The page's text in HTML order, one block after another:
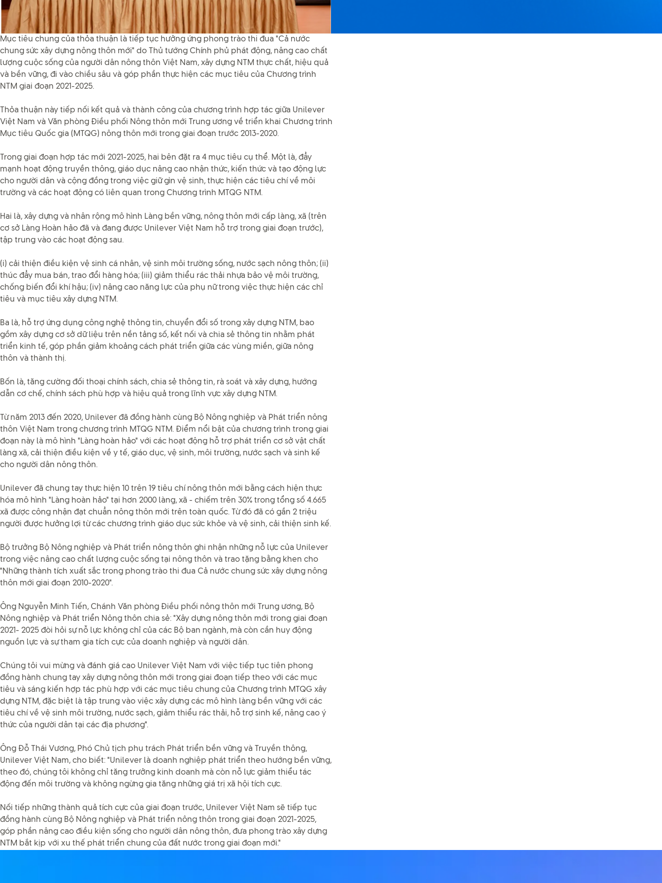
Mục tiêu chung của thỏa thuận là tiếp tục hưởng ứng phong trào thi đua "Cả nước
chung sức xây dựng nông thôn mới" do Thủ tướng Chính phủ phát động, nâng cao chất
lượng cuộc sống của người dân nông thôn Việt Nam, xây dựng NTM thực chất, hiệu quả
và bền vững, đi vào chiều sâu và góp phần thực hiện các mục tiêu của Chương trình
NTM giai đoạn 2021-2025.
Thỏa thuận này tiếp nối kết quả và thành công của chương trình hợp tác giữa Unilever
Việt Nam và Văn phòng Điều phối Nông thôn mới Trung ương về triển khai Chương trình
Mục tiêu Quốc gia (MTQG) nông thôn mới trong giai đoạn trước 2013-2020.
Trong giai đoạn hợp tác mới 2021-2025, hai bên đặt ra 4 mục tiêu cụ thể. Một là, đẩy
mạnh hoạt động truyền thông, giáo dục nâng cao nhận thức, kiến thức và tạo động lực
cho người dân và cộng đồng trong việc giữ gìn vệ sinh, thực hiện các tiêu chí về môi
trường và các hoạt động có liên quan trong Chương trình MTQG NTM.
Hai là, xây dựng và nhân rộng mô hình Làng bền vững, nông thôn mới cấp làng, xã (trên
cơ sở Làng Hoàn hảo đã và đang được Unilever Việt Nam hỗ trợ trong giai đoạn trước),
tập trung vào các hoạt động sau.
(i) cải thiện điều kiện vệ sinh cá nhân, vệ sinh môi trường sống, nước sạch nông thôn; (ii)
thúc đẩy mua bán, trao đổi hàng hóa; (iii) giảm thiểu rác thải nhựa bảo vệ môi trường,
chống biến đổi khí hậu; (iv) nâng cao năng lực của phụ nữ trong việc thực hiện các chỉ
tiêu và mục tiêu xây dựng NTM.
Ba là, hỗ trợ ứng dụng công nghệ thông tin, chuyển đổi số trong xây dựng NTM, bao
gồm xây dựng cơ sở dữ liệu trên nền tảng số, kết nối và chia sẻ thông tin nhằm phát
triển kinh tế, góp phần giảm khoảng cách phát triển giữa các vùng miền, giữa nông
thôn và thành thị.
Bốn là, tăng cường đối thoại chính sách, chia sẻ thông tin, rà soát và xây dựng, hướng
dẫn cơ chế, chính sách phù hợp và hiệu quả trong lĩnh vực xây dựng NTM.
Từ năm 2013 đến 2020, Unilever đã đồng hành cùng Bộ Nông nghiệp và Phát triển nông
thôn Việt Nam trong chương trình MTQG NTM. Điểm nổi bật của chương trình trong giai
đoạn này là mô hình "Làng hoàn hảo" với các hoạt động hỗ trợ phát triển cơ sở vật chất
làng xã, cải thiện điều kiện về y tế, giáo dục, vệ sinh, môi trường, nước sạch và sinh kế
cho người dân nông thôn.
Unilever đã chung tay thực hiện 10 trên 19 tiêu chí nông thôn mới bằng cách hiện thực
hóa mô hình "Làng hoàn hảo" tại hơn 2000 làng, xã - chiếm trên 30% trong tổng số 4.665
xã được công nhận đạt chuẩn nông thôn mới trên toàn quốc. Từ đó đã có gần 2 triệu
người được hưởng lợi từ các chương trình giáo dục sức khỏe và vệ sinh, cải thiện sinh kế.
Bộ trưởng Bộ Nông nghiệp và Phát triển nông thôn ghi nhận những nỗ lực của Unilever
trong việc nâng cao chất lượng cuộc sống tại nông thôn và trao tặng bằng khen cho
"Những thành tích xuất sắc trong phong trào thi đua Cả nước chung sức xây dựng nông
thôn mới giai đoạn 2010-2020".
Ông Nguyễn Minh Tiến, Chánh Văn phòng Điều phối nông thôn mới Trung ương, Bộ
Nông nghiệp và Phát triển Nông thôn chia sẻ: "Xây dựng nông thôn mới trong giai đoạn
2021- 2025 đòi hỏi sự nỗ lực không chỉ của các Bộ ban ngành, mà còn cần huy động
nguồn lực và sự tham gia tích cực của doanh nghiệp và người dân.
Chúng tôi vui mừng và đánh giá cao Unilever Việt Nam với việc tiếp tục tiên phong
đồng hành chung tay xây dựng nông thôn mới trong giai đoạn tiếp theo với các mục
tiêu và sáng kiến hợp tác phù hợp với các mục tiêu chung của Chương trình MTQG xây
dựng NTM, đặc biệt là tập trung vào việc xây dựng các mô hình làng bền vững với các
tiêu chí về vệ sinh môi trường, nước sạch, giảm thiểu rác thải, hỗ trợ sinh kế, nâng cao ý
thức của người dân tại các địa phương".
Ông Đỗ Thái Vương, Phó Chủ tịch phụ trách Phát triển bền vững và Truyền thông,
Unilever Việt Nam, cho biết: "Unilever là doanh nghiệp phát triển theo hướng bền vững,
theo đó, chúng tôi không chỉ tăng trưởng kinh doanh mà còn nỗ lực giảm thiểu tác
động đến môi trường và không ngừng gia tăng những giá trị xã hội tích cực.
Nối tiếp những thành quả tích cực của giai đoạn trước, Unilever Việt Nam sẽ tiếp tục
đồng hành cùng Bộ Nông nghiệp và Phát triển nông thôn trong giai đoạn 2021-2025,
góp phần nâng cao điều kiện sống cho người dân nông thôn, đưa phong trào xây dựng
NTM bắt kịp với xu thế phát triển chung của đất nước trong giai đoạn mới."